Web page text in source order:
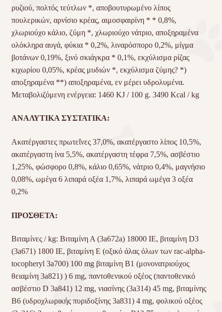
ρυζιού, πολτός τεύτλων *, αποβουτυρωμένο λίπος
πουλερικών, αρνίσιο κρέας, αιμοσφαιρίνη * * 0,8%,
χλωριούχο κάλιο, ζύμη *, χλωριούχο νάτριο, αποξηραμένα
ολόκληρα αυγά, φύκια * 0,2%, λιναρόσπορο 0,2%, μίγμα
βοτάνων 0,19%, ξινό σκιάγκρα * 0,1%, εκχύλισμα ρίζας
κιχωρίου 0,05%, κρέας μυδιών *, εκχύλισμα ζύμης? *)
αποξηραμένα **) αποξηραμένα, εν μέρει υδρολυμένα.
Μεταβολιζόμενη ενέργεια: 1460 KJ / 100 g. 3490 Kcal / kg
ΑΝΑΛΥΤΙΚΑ ΣΥΣΤΑΤΙΚΑ:
Ακατέργαστες πρωτεΐνες 37,0%, ακατέργαστο λίπος 10,5%,
ακατέργαστη ίνα 5,5%, ακατέργαστη τέφρα 7,5%, ασβέστιο
1,25%, φώσφορο 0,8%, κάλιο 0,65%, νάτριο 0,4%, μαγνήσιο
0,08%, ωμέγα 6 λιπαρά οξέα 1,7%, λιπαρά ωμέγα 3 οξέα
0,2%
ΠΡΟΣΘΕΤΑ:
Βιταμίνες / kg: Βιταμίνη Α (3a672a) 18000 IE, βιταμίνη D3
(3a671) 1800 IE, βιταμίνη Ε (οξικό άλας όλων των rac-alpha-
tocopheryl 3a700) 100 mg βιταμίνη B1 (μονονατριούχος
θειαμίνη 3a821) ) 6 mg, παντοθενικού οξέος (παντοθενικό
ασβέστιο D 3a841) 12 mg, νιασίνης (3a314) 45 mg, βιταμίνης
Β6 (υδροχλωρικής πυριδοξίνης 3a831) 4 mg, φολικού οξέος